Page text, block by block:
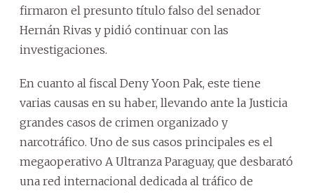
firmaron el presunto título falso del senador
Hernán Rivas y pidió continuar con las
investigaciones.
En cuanto al fiscal Deny Yoon Pak, este tiene
varias causas en su haber, llevando ante la Justicia
grandes casos de crimen organizado y
narcotráfico. Uno de sus casos principales es el
megaoperativo A Ultranza Paraguay, que desbarató
una red internacional dedicada al tráfico de